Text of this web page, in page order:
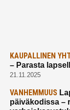
KAUPALLINEN
– Parasta
21.11.2025
VANHEMMUUS
päiväkodissa –